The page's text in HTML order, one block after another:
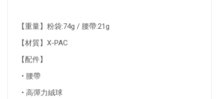
【重量】粉袋:74g / 腰帶:21g
【材質】X-PAC
【配件】
• 腰帶
• 高彈力絨球